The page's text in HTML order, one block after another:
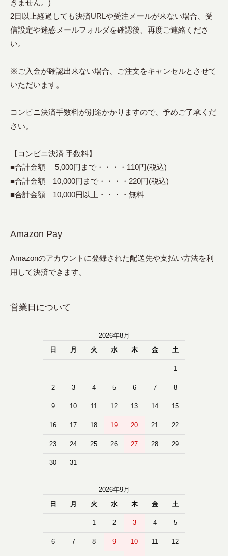
きません。)
2日以上経過しても決済URLや受注メールが来ない場合、受
信設定や迷惑メールフォルダを確認後、再度ご連絡くださ
い。
※ご入金が確認出来ない場合、ご注文をキャンセルとさせて
いただいます。
コンビニ決済手数料が別途かかりますので、予めご了承くだ
さい。
【コンビニ決済 手数料】
■合計金額 5,000円まで・・・・110円(税込)
■合計金額 10,000円まで・・・・220円(税込)
■合計金額 10,000円以上・・・・無料
Amazon Pay
Amazonのアカウントに登録された配送先や支払い方法を利
用して決済できます。
営業日について
2026年8月
日
月 火 水 木 金 土
1
2 3 4 5 6 7 8
9 10 11 12 13 14 15
16 17 18 19 20 21 22
23 24 25 26 27 28 29
30 31
2026年9月
日
月 火 水 木 金 土
1 2 3 4 5
6 7 8 9 10 11 12